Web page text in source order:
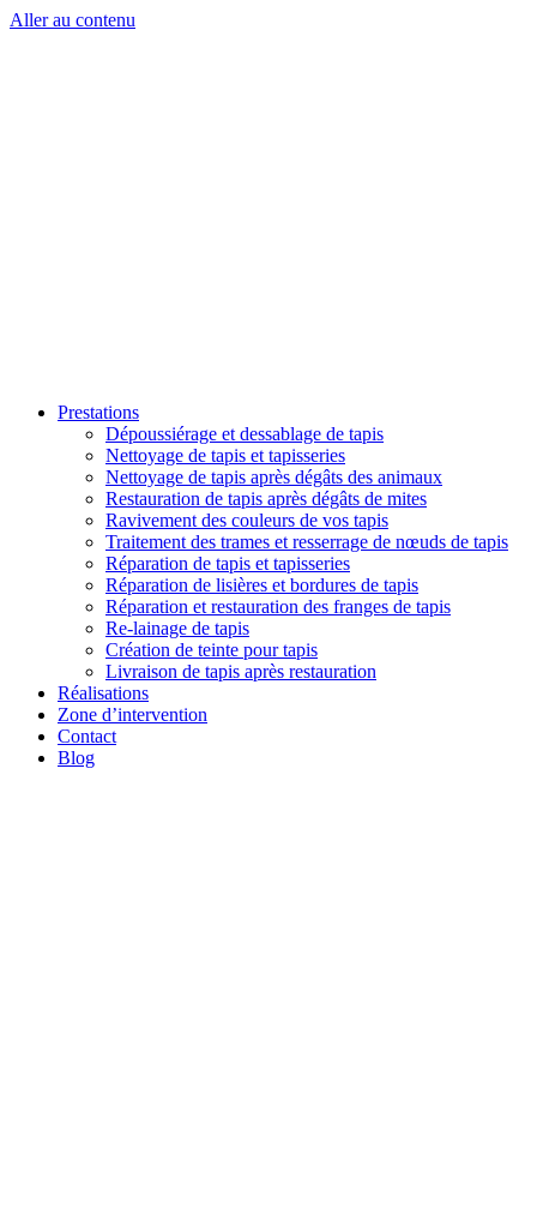
Aller au contenu
Prestations
Dépoussiérage et dessablage de tapis
Nettoyage de tapis et tapisseries
Nettoyage de tapis après dégâts des animaux
Restauration de tapis après dégâts de mites
Ravivement des couleurs de vos tapis
Traitement des trames et resserrage de nœuds de tapis
Réparation de tapis et tapisseries
Réparation de lisières et bordures de tapis
Réparation et restauration des franges de tapis
Re-lainage de tapis
Création de teinte pour tapis
Livraison de tapis après restauration
Réalisations
Zone d’intervention
Contact
Blog